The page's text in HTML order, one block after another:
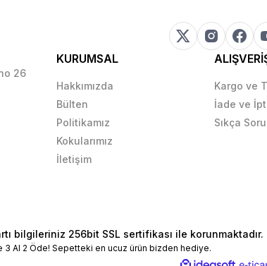
26
KURUMSAL
Hakkımızda
Bülten
Politikamız
Kokularımız
İletişim
Kargo ve
İade ve
Sıkça
bilgileriniz 256bit SSL sertifikası ile korunmaktadır.
3 Al 2 Öde! Sepetteki en ucuz ürün bizden hediye.